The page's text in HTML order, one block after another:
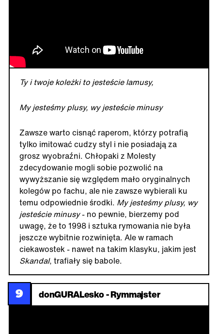
Ty i twoje koleżki to jesteście lamusy,
My jesteśmy plusy, wy jesteście minusy
Zawsze warto cisnąć raperom, którzy potrafią
tylko imitować cudzy styl i nie posiadają za
grosz wyobraźni. Chłopaki z Molesty
zdecydowanie mogli sobie pozwolić na
wywyższanie się względem mało oryginalnych
kolegów po fachu, ale nie zawsze wybierali ku
temu odpowiednie środki. My jesteśmy plusy, wy
jesteście minusy- no pewnie, bierzemy pod
uwagę, że to 1998 i sztuka rymowania nie była
jeszcze wybitnie rozwinięta. Ale w ramach
ciekawostek - nawet na takim klasyku, jakim jest
Skandal, trafiały się babole.
9 donGURALesko - Rymmajster